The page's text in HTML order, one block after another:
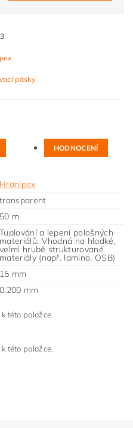
pásky
HODNOCENÍ
Hranipex
transparent
50 m
Tuplování a lepení pološných
materiálů. Vhodná na hladké,
velmi hrubě strukturované
materiály (např. lamino, OSB)
15 mm
0,200 mm
této položce.
této položce.